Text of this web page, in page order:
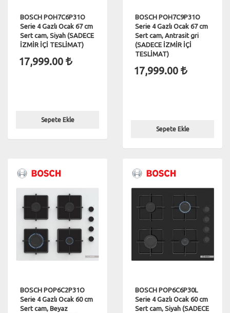
BOSCH POH7C6P31O
Serie 4 Gazlı Ocak 67 cm
Sert cam, Siyah (SADECE
İZMİR İÇİ TESLİMAT)
17,999.00
Sepete Ekle
BOSCH POH7C9P31O
Serie 4 Gazlı Ocak 67 cm
Sert cam, Antrasit gri
(SADECE İZMİR İÇİ
TESLİMAT)
17,999.00
Sepete Ekle
BOSCH POP6C2P31O
Serie 4 Gazlı Ocak 60 cm
Sert cam, Beyaz
BOSCH POP6C6P30L
Serie 4 Gazlı Ocak 60 cm
Sert cam, Siyah (SADECE